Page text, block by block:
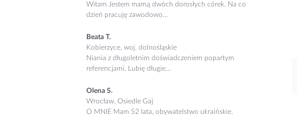
Witam Jestem mamą dwóch dorosłych córek. Na co
dzień pracuję zawodowo...
Beata T.
Kobierzyce, woj. dolnośląskie
Niania z długoletnim doświadczeniem popartym
referencjami. Lubię długie...
Olena S.
Wrocław, Osiedle Gaj
O MNIE Mam 52 lata, obywatelstwo ukraińskie.